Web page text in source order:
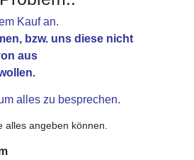
Kauf an.
bzw. uns diese nicht
aus
alles zu besprechen.
angeben können.